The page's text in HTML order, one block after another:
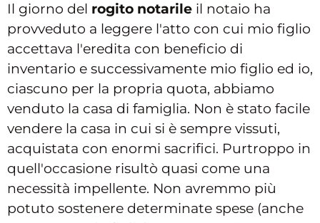
Il giorno del rogito notarile il notaio ha
provveduto a leggere l'atto con cui mio figlio
accettava l'eredita con beneficio di
inventario e successivamente mio figlio ed io,
ciascuno per la propria quota, abbiamo
venduto la casa di famiglia. Non è stato facile
vendere la casa in cui si è sempre vissuti,
acquistata con enormi sacrifici. Purtroppo in
quell'occasione risultò quasi come una
necessità impellente. Non avremmo più
potuto sostenere determinate spese (anche